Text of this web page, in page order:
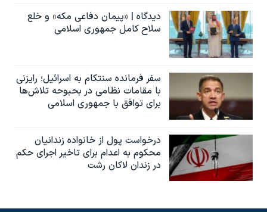
دیدگاه | «پیمان دفاعی مکه» و خلع
سلاح کامل جمهوری اسلامی
سفر فرمانده سنتکام به اسرائیل؛ رایزنی
با مقامات نظامی در بحبوحه تلاش‌ها
برای توافق با جمهوری اسلامی
درخواست پول از خانواده زندانیان
محکوم به‌ اعدام برای تاخیر اجرای حکم
در زندان لاکان رشت